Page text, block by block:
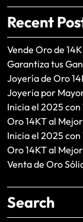
Recent
Vende Oro de
Garantiza tus
Joyería de Oro
Joyeria por
Inicia el 2025
Oro 14KT al
Inicia el 2025
Oro 14KT al
Venta de Oro
Search